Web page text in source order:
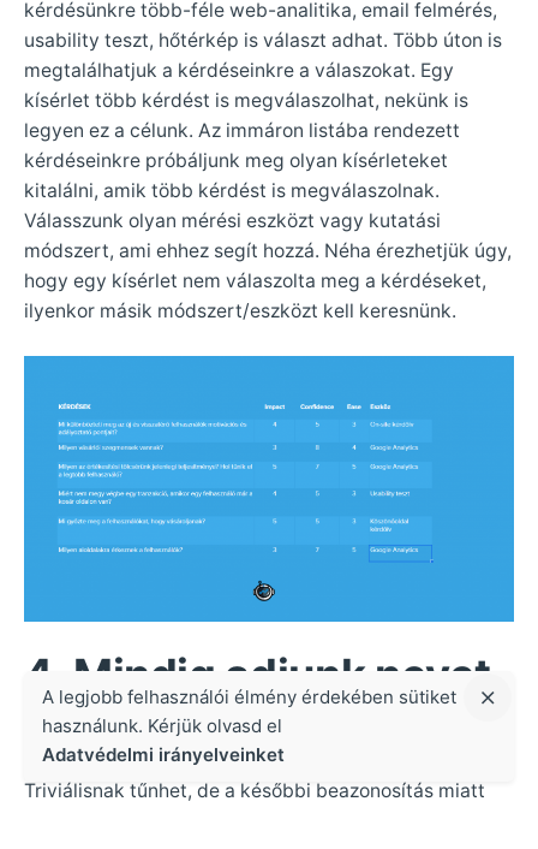
kérdésünkre több-féle web-analitika, email felmérés,
usability teszt, hőtérkép is választ adhat. Több úton is
megtalálhatjuk a kérdéseinkre a válaszokat. Egy
kísérlet több kérdést is megválaszolhat, nekünk is
legyen ez a célunk. Az immáron listába rendezett
kérdéseinkre próbáljunk meg olyan kísérleteket
kitalálni, amik több kérdést is megválaszolnak.
Válasszunk olyan mérési eszközt vagy kutatási
módszert, ami ehhez segít hozzá. Néha érezhetjük úgy,
hogy egy kísérlet nem válaszolta meg a kérdéseket,
ilyenkor másik módszert/eszközt kell keresnünk.
4. Mindig adjunk nevet
a kísérleteinknek
Triviálisnak tűnhet, de a későbbi beazonosítás miatt
A legjobb felhasználói élmény érdekében sütiket
használunk. Kérjük olvasd el
Adatvédelmi irányelveinket